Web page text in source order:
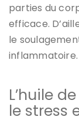
parties du
efficace.
le
inflammatoire.
L’huile
le stress